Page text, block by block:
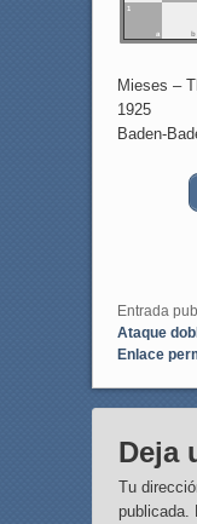
1
a b
Mieses –
1925
Baden-
Entrada
Ataque
Enlace
Deja
Tu
publicada.